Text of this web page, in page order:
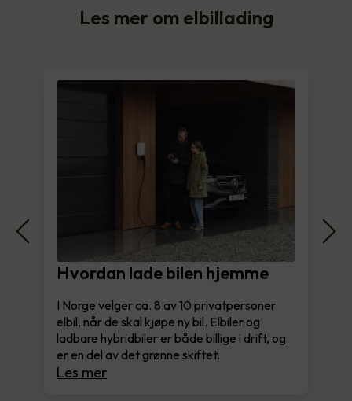
Les mer om elbillading
Hvordan lade bilen hjemme
I Norge velger ca. 8 av 10 privatpersoner
elbil, når de skal kjøpe ny bil. Elbiler og
ladbare hybridbiler er både billige i drift, og
er en del av det grønne skiftet.
Les mer